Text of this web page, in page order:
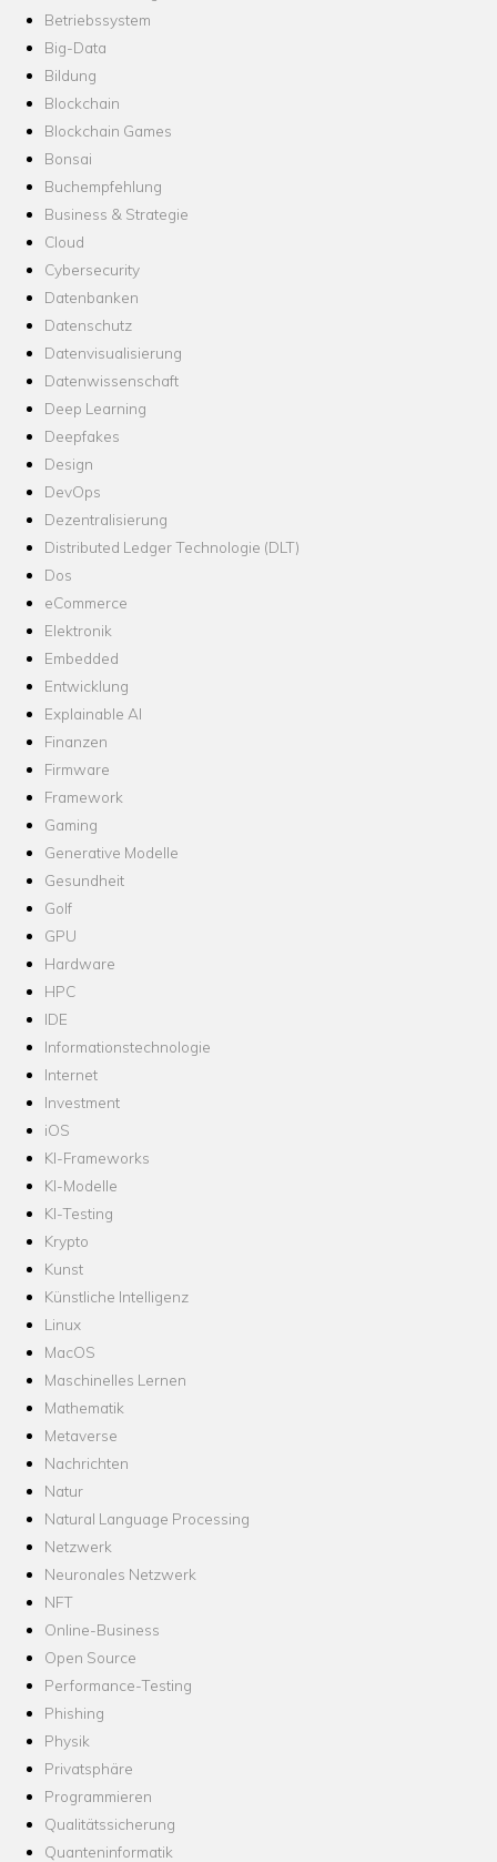
Betriebssystem
Big-Data
Bildung
Blockchain
Blockchain Games
Bonsai
Buchempfehlung
Business & Strategie
Cloud
Cybersecurity
Datenbanken
Datenschutz
Datenvisualisierung
Datenwissenschaft
Deep Learning
Deepfakes
Design
DevOps
Dezentralisierung
Distributed Ledger Technologie (DLT)
Dos
eCommerce
Elektronik
Embedded
Entwicklung
Explainable AI
Finanzen
Firmware
Framework
Gaming
Generative Modelle
Gesundheit
Golf
GPU
Hardware
HPC
IDE
Informationstechnologie
Internet
Investment
iOS
KI-Frameworks
KI-Modelle
KI-Testing
Krypto
Kunst
Künstliche Intelligenz
Linux
MacOS
Maschinelles Lernen
Mathematik
Metaverse
Nachrichten
Natur
Natural Language Processing
Netzwerk
Neuronales Netzwerk
NFT
Online-Business
Open Source
Performance-Testing
Phishing
Physik
Privatsphäre
Programmieren
Qualitätssicherung
Quanteninformatik